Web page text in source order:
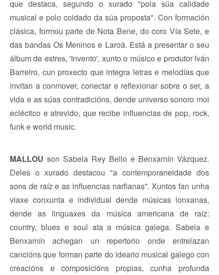
que destaca, segundo o xurado "pola súa calidade
musical e polo coidado da súa proposta". Con formación
clásica, formou parte de Nota Bene, do coro Vía Sete, e
das bandas Os Meninos e Laroá. Está a presentar o seu
álbum de estres, 'Invento', xunto o músico e produtor Iván
Barreiro, cun proxecto que integra letras e melodías que
invitan a conmover, conectar e reflexionar sobre o ser, a
vida e as súas contradicións, dende universo sonoro moi
ecléctico e atrevido, que recibe influencias de pop, rock,
funk e world music.
MALLOU son Sabela Rey Bello e Benxamín Vázquez.
Deles o xurado destacou "a contemporaneidade dos
sons de raíz e as influencias narfianas". Xuntos fan unha
viaxe conxunta e individual dende músicas lonxanas,
dende as linguaxes da música americana de raíz:
country, blues e soul ata a música galega. Sabela e
Benxamín achegan un repertorio onde entrelazan
cancións que forman parte do ideario musical galego con
creacións e composicións propias, cunha profunda